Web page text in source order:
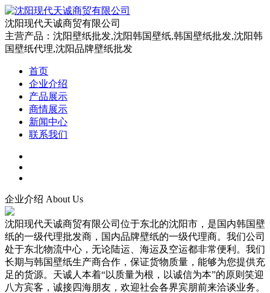
沈阳现代天诚商贸有限公司
主营产品：沈阳壁纸批发,沈阳韩国壁纸,韩国壁纸批发,沈阳韩
国壁纸代理,沈阳品牌壁纸批发
首页
企业介绍
产品展示
商情展示
新闻中心
联系我们
企业介绍 About Us
沈阳现代天诚商贸有限公司位于东北的沈阳市，是国内韩国壁
纸的一级代理批发商，国内品牌壁纸的一级代理商。我们公司
处于东北物流中心，无论陆运、海运及空运都非常便利。我们
长期与韩国壁纸生产商合作，保证货物质量，能够为您提供充
足的货源。天诚人本着“以质量为根，以诚信为本”的原则笑迎
八方宾客，诚接四海朋友，欢迎社会各界宾朋前来洽谈业务。